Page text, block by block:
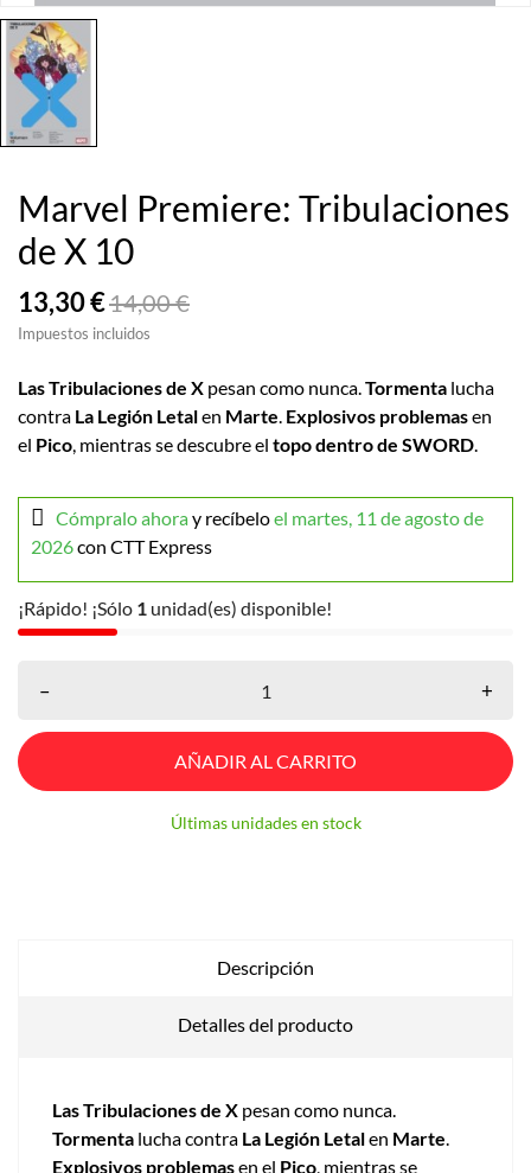
Marvel Premiere: Tribulaciones
de X 10
13,30 €14,00 €
Impuestos incluidos
Las Tribulaciones de X pesan como nunca.Tormenta lucha
contra La Legión Letalen Marte. Explosivos problemasen
el Pico, mientras se descubre el topo dentro de SWORD.
Cómpralo ahoray recíbeloel martes, 11 de agosto de
2026con CTT Express
¡Rápido! ¡Sólo 1 unidad(es) disponible!
– +
AÑADIR AL CARRITO
Últimas unidades en stock
Descripción
Detalles del producto
Las Tribulaciones de X pesan como nunca.
Tormenta lucha contra La Legión Letalen Marte.
Explosivos problemasen el Pico, mientras se